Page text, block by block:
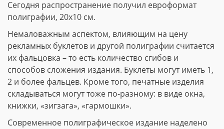
Сегодня распространение получил евроформат
полиграфии, 20х10 см.
Немаловажным аспектом, влияющим на цену
рекламных буклетов и другой полиграфии считается
их фальцовка – то есть количество сгибов и
способов сложения издания. Буклеты могут иметь 1,
2 и более фальцев. Кроме того, печатные изделия
складываться могут тоже по-разному: в виде окна,
книжки, «зигзага», «гармошки».
Современное полиграфическое издание наделено